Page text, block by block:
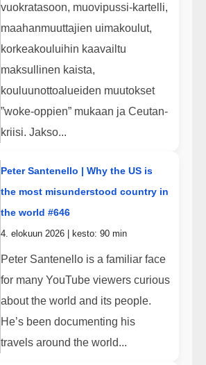
vuokratasoon, muovipussi-kartelli,
maahanmuuttajien uimakoulut,
korkeakouluihin kaavailtu
maksullinen kaista,
kouluunottoalueiden muutokset
”woke-oppien” mukaan ja Ceutan-
kriisi. Jakso...
Peter Santenello | Why the US is
the most misunderstood country in
the world #646
4. elokuun 2026 | kesto: 90 min
Peter Santenello is a familiar face
for many YouTube viewers curious
about the world and its people.
He’s been documenting his
travels around the world...